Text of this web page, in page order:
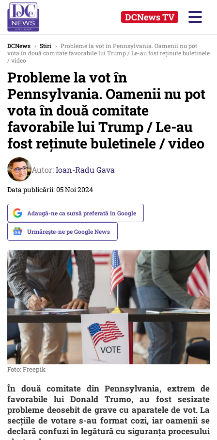
DCNews TV
DCNews › Stiri › Probleme la vot în Pennsylvania. Oamenii nu pot
vota în două comitate favorabile lui Trump / Le-au fost reținute buletinele
/ video
Probleme la vot în
Pennsylvania. Oamenii nu pot
vota în două comitate
favorabile lui Trump / Le-au
fost reținute buletinele / video
Autor:Ioan-Radu Gava
Data publicării: 05 Noi 2024
Adaugă-ne ca sursă preferată în Google
Urmărește-ne pe Google News
Foto: Freepik
În două comitate din Pennsylvania, extrem de
favorabile lui Donald Trumo, au fost sesizate
probleme deosebit de grave cu aparatele de vot. La
secțiile de votare s-au format cozi, iar oamenii se
declară confuzi în legătură cu siguranța procesului